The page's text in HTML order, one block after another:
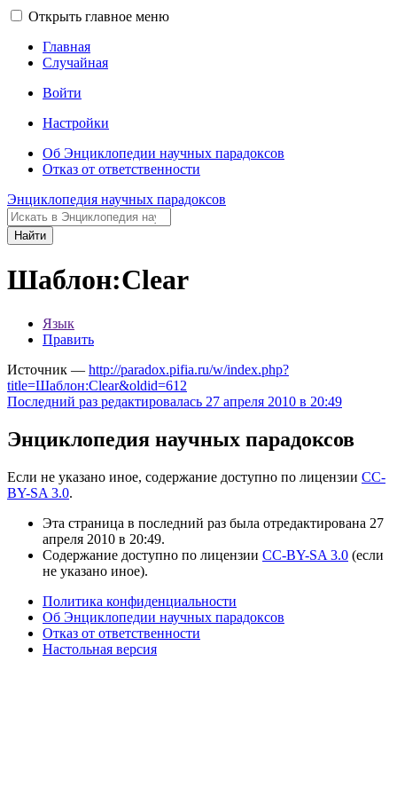
Открыть главное меню
Главная
Случайная
Войти
Настройки
Об Энциклопедии научных парадоксов
Отказ от ответственности
Энциклопедия научных парадоксов
Найти
Шаблон:Clear
Язык
Править
Источник — http://paradox.pifia.ru/w/index.php?
title=Шаблон:Clear&oldid=612
Последний раз редактировалась 27 апреля 2010 в 20:49
Энциклопедия научных парадоксов
Если не указано иное, содержание доступно по лицензии CC-
BY-SA 3.0.
Эта страница в последний раз была отредактирована 27
апреля 2010 в 20:49.
Содержание доступно по лицензии CC-BY-SA 3.0 (если
не указано иное).
Политика конфиденциальности
Об Энциклопедии научных парадоксов
Отказ от ответственности
Настольная версия